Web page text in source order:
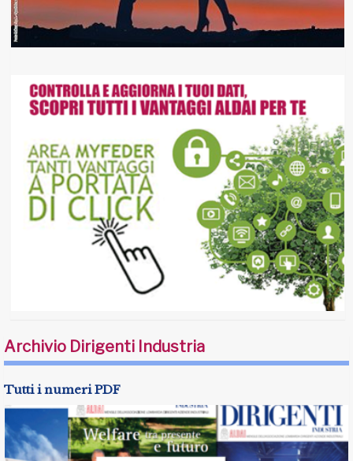
Archivio Dirigenti Industria
Tutti i numeri PDF